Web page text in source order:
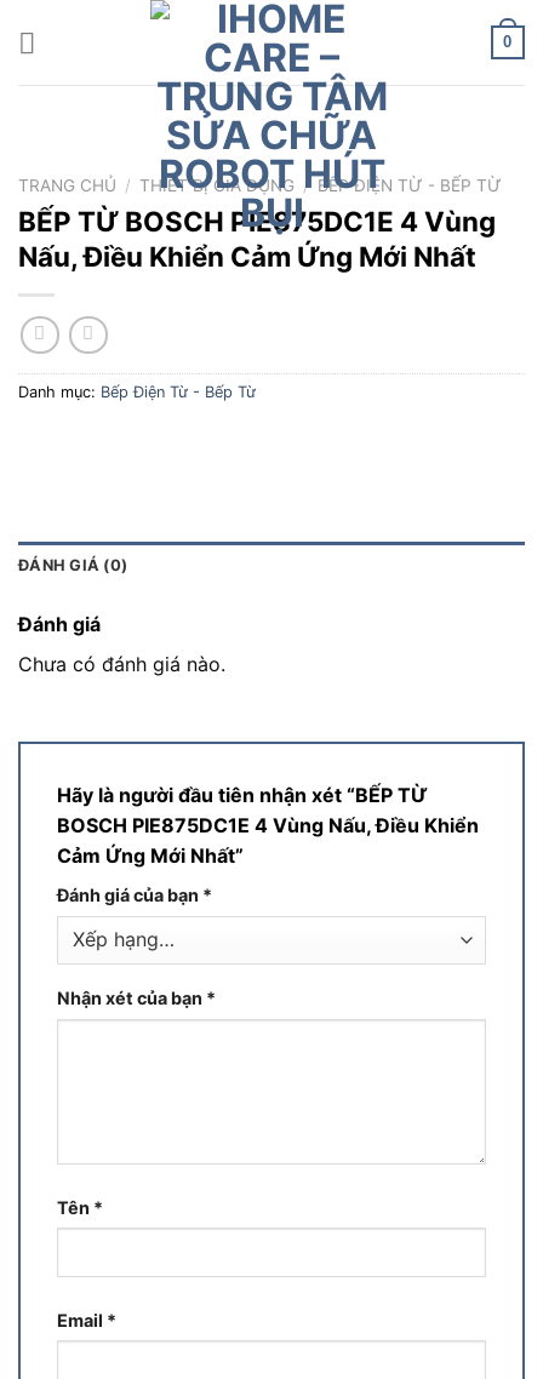
0
TRANG CHỦ / THIẾT BỊ GIA DỤNG / BẾP ĐIỆN TỪ - BẾP TỪ
BẾP TỪ BOSCH PIE875DC1E 4 Vùng
Nấu, Điều Khiển Cảm Ứng Mới Nhất
Danh mục: Bếp Điện Từ - Bếp Từ
ĐÁNH GIÁ (0)
Đánh giá
Chưa có đánh giá nào.
Hãy là người đầu tiên nhận xét “BẾP TỪ
BOSCH PIE875DC1E 4 Vùng Nấu, Điều Khiển
Cảm Ứng Mới Nhất”
Đánh giá của bạn *
Nhận xét của bạn *
Tên *
Email *